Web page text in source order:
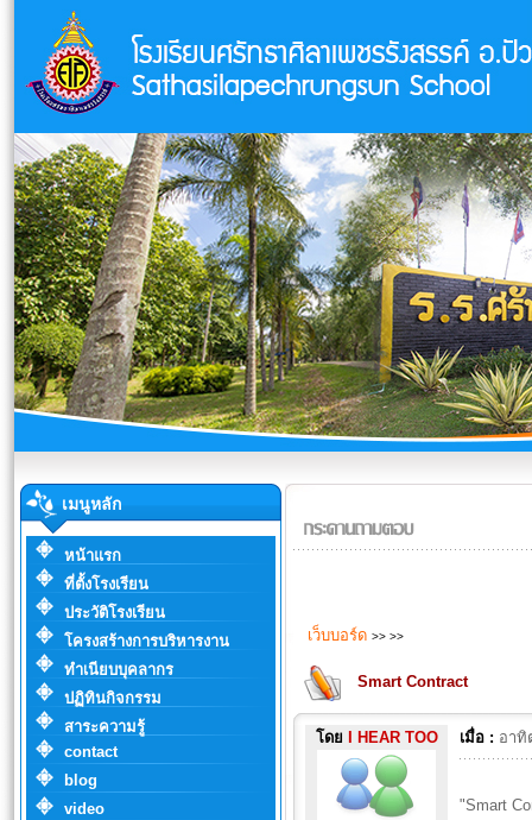
เมนูหลัก
หน้าแรก
ที่ตั้งโรงเรียน
ประวัติโรงเรียน
โครงสร้างการบริหารงาน
ทำเนียบบุคลากร
ปฏิทินกิจกรรม
สาระความรู้
contact
blog
video
เว็บบอร์ด >> >>
Smart Contract
โดย I HEAR TOO เมื่อ : อาทิ
"Smart